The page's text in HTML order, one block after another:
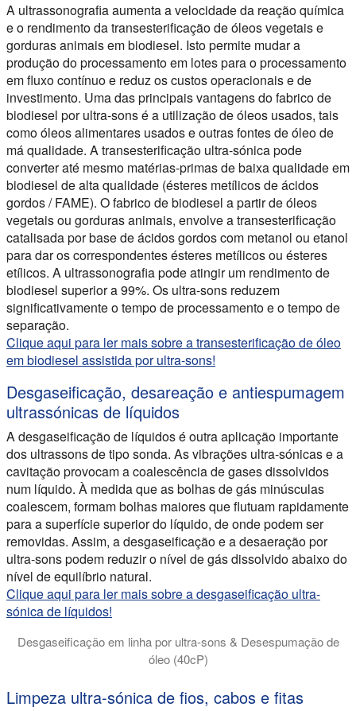
A ultrassonografia aumenta a velocidade da reação química
e o rendimento da transesterificação de óleos vegetais e
gorduras animais em biodiesel. Isto permite mudar a
produção do processamento em lotes para o processamento
em fluxo contínuo e reduz os custos operacionais e de
investimento. Uma das principais vantagens do fabrico de
biodiesel por ultra-sons é a utilização de óleos usados, tais
como óleos alimentares usados e outras fontes de óleo de
má qualidade. A transesterificação ultra-sónica pode
converter até mesmo matérias-primas de baixa qualidade em
biodiesel de alta qualidade (ésteres metílicos de ácidos
gordos / FAME). O fabrico de biodiesel a partir de óleos
vegetais ou gorduras animais, envolve a transesterificação
catalisada por base de ácidos gordos com metanol ou etanol
para dar os correspondentes ésteres metílicos ou ésteres
etílicos. A ultrassonografia pode atingir um rendimento de
biodiesel superior a 99%. Os ultra-sons reduzem
significativamente o tempo de processamento e o tempo de
separação.
Clique aqui para ler mais sobre a transesterificação de óleo
em biodiesel assistida por ultra-sons!
Desgaseificação, desareação e antiespumagem
ultrassónicas de líquidos
A desgaseificação de líquidos é outra aplicação importante
dos ultrassons de tipo sonda. As vibrações ultra-sónicas e a
cavitação provocam a coalescência de gases dissolvidos
num líquido. À medida que as bolhas de gás minúsculas
coalescem, formam bolhas maiores que flutuam rapidamente
para a superfície superior do líquido, de onde podem ser
removidas. Assim, a desgaseificação e a desaeração por
ultra-sons podem reduzir o nível de gás dissolvido abaixo do
nível de equilíbrio natural.
Clique aqui para ler mais sobre a desgaseificação ultra-
sónica de líquidos!
Desgaseificação em linha por ultra-sons & Desespumação de
óleo (40cP)
Limpeza ultra-sónica de fios, cabos e fitas